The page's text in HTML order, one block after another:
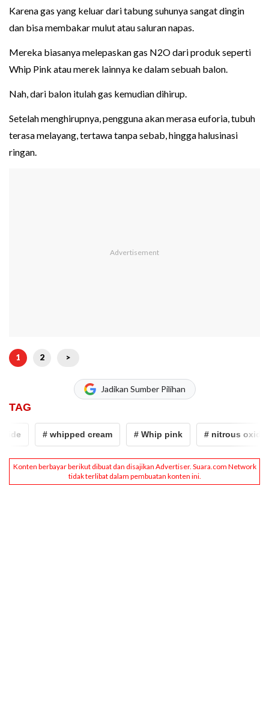
Karena gas yang keluar dari tabung suhunya sangat dingin
dan bisa membakar mulut atau saluran napas.
Mereka biasanya melepaskan gas N2O dari produk seperti
Whip Pink atau merek lainnya ke dalam sebuah balon.
Nah, dari balon itulah gas kemudian dihirup.
Setelah menghirupnya, pengguna akan merasa euforia, tubuh
terasa melayang, tertawa tanpa sebab, hingga halusinasi
ringan.
1 2 >
Jadikan Sumber Pilihan
TAG
# whipped cream # Whip pink # nitrous oxide